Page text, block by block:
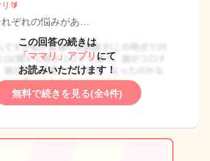
🔰
ぞれの悩みがあ…
この回答の続きは
「ママリ」アプリ にて
お読みいただけます！
無料で続きを見る(全4件)